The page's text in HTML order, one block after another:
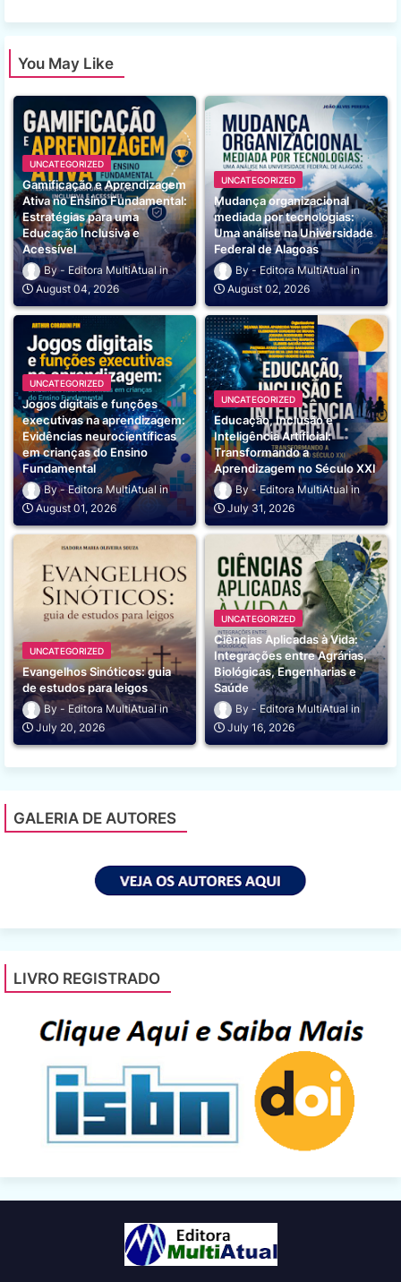
You May Like
UNCATEGORIZED
Gamificação e Aprendizagem
Ativa no Ensino Fundamental:
Estratégias para uma
Educação Inclusiva e
Acessível
Editora MultiAtual
August 04, 2026
UNCATEGORIZED
Mudança organizacional
mediada por tecnologias:
Uma análise na Universidade
Federal de Alagoas
Editora MultiAtual
August 02, 2026
UNCATEGORIZED
Jogos digitais e funções
executivas na aprendizagem:
Evidências neurocientíficas
em crianças do Ensino
Fundamental
Editora MultiAtual
August 01, 2026
UNCATEGORIZED
Educação, Inclusão e
Inteligência Artificial:
Transformando a
Aprendizagem no Século XXI
Editora MultiAtual
July 31, 2026
UNCATEGORIZED
Evangelhos Sinóticos: guia
de estudos para leigos
Editora MultiAtual
July 20, 2026
UNCATEGORIZED
Ciências Aplicadas à Vida:
Integrações entre Agrárias,
Biológicas, Engenharias e
Saúde
Editora MultiAtual
July 16, 2026
GALERIA DE AUTORES
LIVRO REGISTRADO